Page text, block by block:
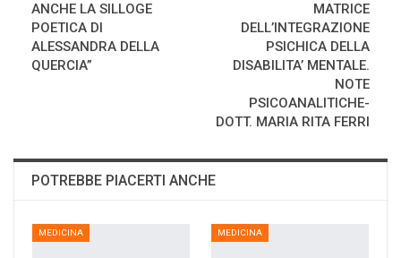
ANCHE LA SILLOGE
POETICA DI
ALESSANDRA DELLA
QUERCIA”
MATRICE
DELL’INTEGRAZIONE
PSICHICA DELLA
DISABILITA’ MENTALE.
NOTE
PSICOANALITICHE-
DOTT. MARIA RITA FERRI
POTREBBE PIACERTI ANCHE
MEDICINA MEDICINA